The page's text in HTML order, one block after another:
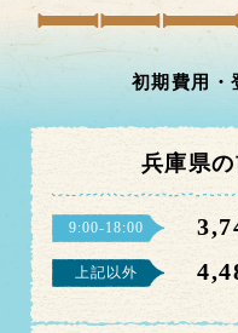
初期費用・
兵庫県
9:00-18:00
上記以外